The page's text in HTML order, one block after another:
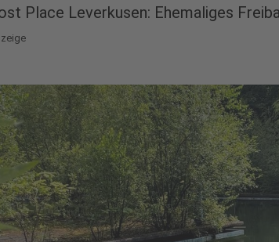
Place Leverkusen: Ehemaliges